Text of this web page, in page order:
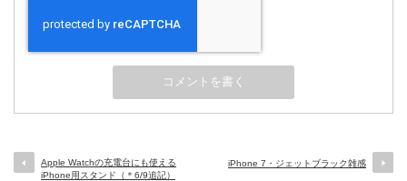
Apple Watchの充電台にも使える
iPhone用スタンド（＊6/9追記）
iPhone 7・ジェットブラック雑感